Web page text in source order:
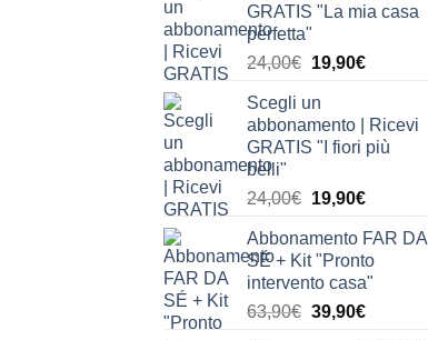
GRATIS "La mia casa
perfetta"
24,00€ Il
originale
era:
24,00€.
19,90€Il
è:
19,90€.
Scegli un
abbonamento | Ricevi
GRATIS "I fiori più
belli"
24,00€ Il
originale
era:
24,00€.
19,90€Il
attuale
è:
19,90€.
Abbonamento FAR DA
SÉ + Kit "Pronto
intervento casa"
63,90€ Il
39,90€Il